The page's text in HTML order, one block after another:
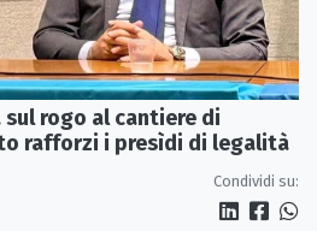
sul rogo al cantiere di
rafforzi i presìdi di legalità
Condividi su: